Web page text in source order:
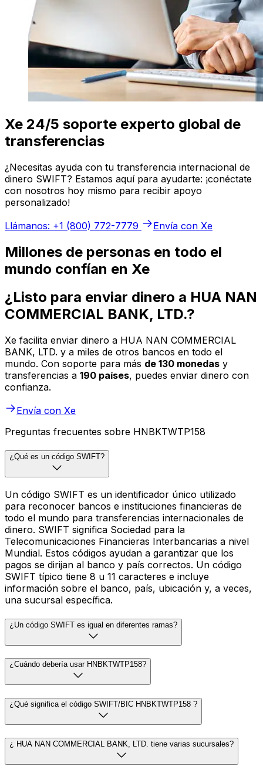
Xe 24/5 soporte experto global de
transferencias
¿Necesitas ayuda con tu transferencia internacional de
dinero SWIFT? Estamos aquí para ayudarte: ¡conéctate
con nosotros hoy mismo para recibir apoyo
personalizado!
Llámanos: +1 (800) 772-7779
Envía con Xe
Millones de personas en todo el
mundo confían en Xe
¿Listo para enviar dinero a HUA NAN
COMMERCIAL BANK, LTD.?
Xe facilita enviar dinero a HUA NAN COMMERCIAL
BANK, LTD. y a miles de otros bancos en todo el
mundo. Con soporte para más de 130 monedas y
transferencias a 190 países, puedes enviar dinero con
confianza.
Envía con Xe
Preguntas frecuentes sobre HNBKTWTP158
¿Qué es un código SWIFT?
Un código SWIFT es un identificador único utilizado
para reconocer bancos e instituciones financieras de
todo el mundo para transferencias internacionales de
dinero. SWIFT significa Sociedad para la
Telecomunicaciones Financieras Interbancarias a nivel
Mundial. Estos códigos ayudan a garantizar que los
pagos se dirijan al banco y país correctos. Un código
SWIFT típico tiene 8 u 11 caracteres e incluye
información sobre el banco, país, ubicación y, a veces,
una sucursal específica.
¿Un código SWIFT es igual en diferentes ramas?
¿Cuándo debería usar HNBKTWTP158?
¿Qué significa el código SWIFT/BIC HNBKTWTP158 ?
¿ HUA NAN COMMERCIAL BANK, LTD. tiene varias sucursales?